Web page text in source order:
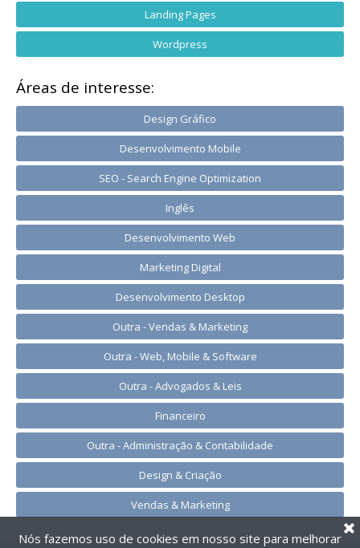
Landing Pages
Wordpress
Áreas de interesse:
Design Gráfico
Desenvolvimento Mobile
SEO - Search Engine Optimization
Inglês
Desenvolvimento Web
Marketing Digital
Desenvolvimento Desktop
Outra - Vendas & Marketing
Outra - Web, Mobile & Software
Outra - Advogados & Leis
Financeiro
Outra - Administração & Contabilidade
Design & Criação
Vendas & Marketing
Nós fazemos uso de cookies em nosso site para melhorar